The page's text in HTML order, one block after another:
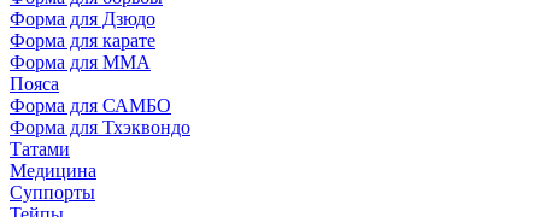
Форма для Дзюдо
Форма для карате
Форма для MMA
Пояса
Форма для САМБО
Форма для Тхэквондо
Татами
Медицина
Суппорты